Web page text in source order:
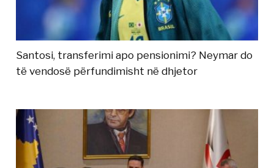
Santosi, transferimi apo pensionimi? Neymar do
të vendosë përfundimisht në dhjetor